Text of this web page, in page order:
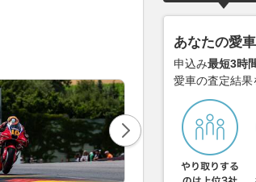
あなたの愛
申込み最短3時
愛車の査定結果